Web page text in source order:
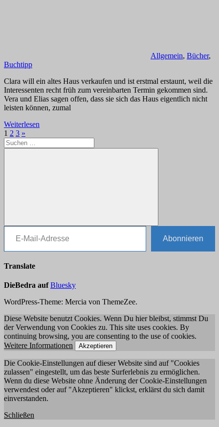
Allgemein, Bücher,
Buchtipp
Clara will ein altes Haus verkaufen und ist erstmal erstaunt, weil die
Interessenten recht früh zum vereinbarten Termin gekommen sind.
Vera und Elias sagen offen, dass sie sich das Haus eigentlich nicht
leisten können, zumal
Weiterlesen
Seitennummerierung
der
1 2 3 Nächste
Beiträge
»
Suchen
nach:
Suchen
E-Mail-Adresse
Abonnieren
Translate
DieBedra auf Bluesky
WordPress-Theme: Mercia von ThemeZee.
Diese Website benutzt Cookies. Wenn Du hier bleibst, stimmst Du
der Verwendung von Cookies zu. This site uses cookies. By
continuing browsing, you are consenting to the use of cookies.
Weitere Informationen
Akzeptieren
Die Cookie-Einstellungen auf dieser Website sind auf "Cookies
zulassen" eingestellt, um das beste Surferlebnis zu ermöglichen.
Wenn du diese Website ohne Änderung der Cookie-Einstellungen
verwendest oder auf "Akzeptieren" klickst, erklärst du sich damit
einverstanden.
Schließen